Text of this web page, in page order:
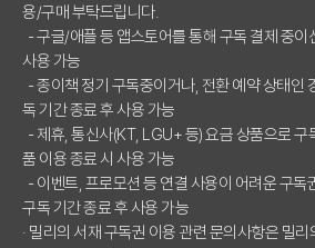
용/구매 부탁드립니다.
- 구글/애플 등 앱스토어를 통해 구독 결제 중이
사용 가능
- 종이책 정기 구독중이거나, 전환 예약 상태인
독 기간 종료 후 사용 가능
- 제휴, 통신사(KT, LGU+ 등) 요금 상품으로 구
품 이용 종료 시 사용 가능
- 이벤트, 프로모션 등 연결 사용이 어려운 구독
구독 기간 종료 후 사용 가능
· 밀리의 서재 구독권 이용 관련 문의사항은 밀